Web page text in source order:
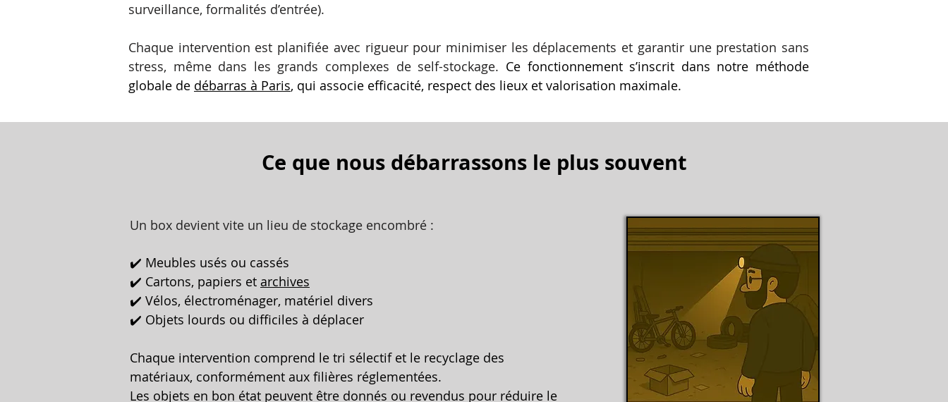
surveillance, formalités d’entrée).
Chaque intervention est planifiée avec rigueur pour minimiser les déplacements et garantir une prestation sans
stress, même dans les grands complexes de self-stockage. Ce fonctionnement s’inscrit dans notre méthode
globale de débarras à Paris, qui associe efficacité, respect des lieux et valorisation maximale.
Ce que nous débarrassons le plus souvent
Un box devient vite un lieu de stockage encombré :
✔️ Meubles usés ou cassés
✔️ Cartons, papiers et archives
✔️ Vélos, électroménager, matériel divers
✔️ Objets lourds ou difficiles à déplacer
Chaque intervention comprend le tri sélectif et le recyclage des
matériaux, conformément aux filières réglementées.
Les objets en bon état peuvent être donnés ou revendus pour réduire le